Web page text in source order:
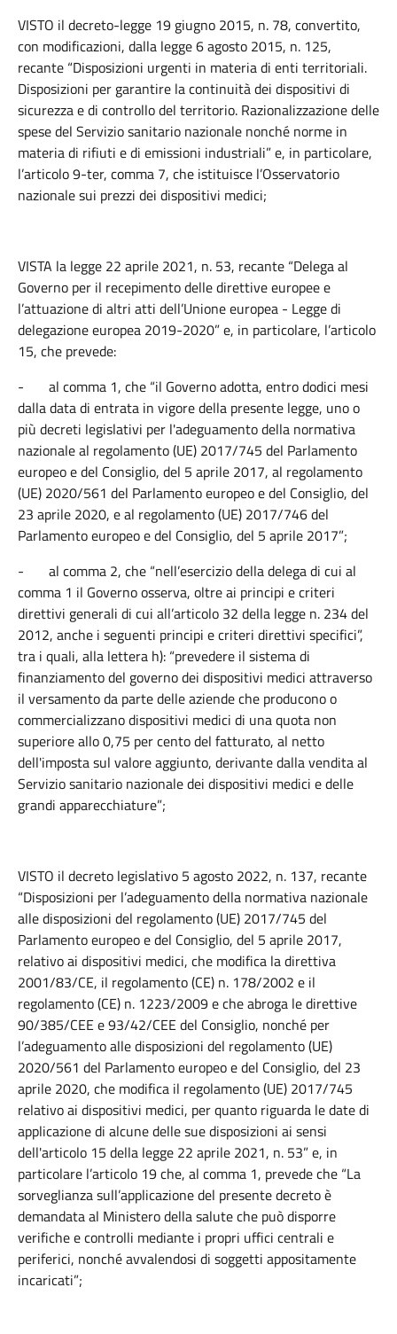
VISTO il decreto-legge 19 giugno 2015, n. 78, convertito,
con modificazioni, dalla legge 6 agosto 2015, n. 125,
recante “Disposizioni urgenti in materia di enti territoriali.
Disposizioni per garantire la continuità dei dispositivi di
sicurezza e di controllo del territorio. Razionalizzazione delle
spese del Servizio sanitario nazionale nonché norme in
materia di rifiuti e di emissioni industriali” e, in particolare,
l’articolo 9-ter, comma 7, che istituisce l’Osservatorio
nazionale sui prezzi dei dispositivi medici;
VISTA la legge 22 aprile 2021, n. 53, recante “Delega al
Governo per il recepimento delle direttive europee e
l’attuazione di altri atti dell’Unione europea - Legge di
delegazione europea 2019-2020” e, in particolare, l’articolo
15, che prevede:
- al comma 1, che “il Governo adotta, entro dodici mesi
dalla data di entrata in vigore della presente legge, uno o
più decreti legislativi per l'adeguamento della normativa
nazionale al regolamento (UE) 2017/745 del Parlamento
europeo e del Consiglio, del 5 aprile 2017, al regolamento
(UE) 2020/561 del Parlamento europeo e del Consiglio, del
23 aprile 2020, e al regolamento (UE) 2017/746 del
Parlamento europeo e del Consiglio, del 5 aprile 2017”;
- al comma 2, che “nell’esercizio della delega di cui al
comma 1 il Governo osserva, oltre ai principi e criteri
direttivi generali di cui all’articolo 32 della legge n. 234 del
2012, anche i seguenti principi e criteri direttivi specifici”,
tra i quali, alla lettera h): “prevedere il sistema di
finanziamento del governo dei dispositivi medici attraverso
il versamento da parte delle aziende che producono o
commercializzano dispositivi medici di una quota non
superiore allo 0,75 per cento del fatturato, al netto
dell'imposta sul valore aggiunto, derivante dalla vendita al
Servizio sanitario nazionale dei dispositivi medici e delle
grandi apparecchiature”;
VISTO il decreto legislativo 5 agosto 2022, n. 137, recante
“Disposizioni per l’adeguamento della normativa nazionale
alle disposizioni del regolamento (UE) 2017/745 del
Parlamento europeo e del Consiglio, del 5 aprile 2017,
relativo ai dispositivi medici, che modifica la direttiva
2001/83/CE, il regolamento (CE) n. 178/2002 e il
regolamento (CE) n. 1223/2009 e che abroga le direttive
90/385/CEE e 93/42/CEE del Consiglio, nonché per
l’adeguamento alle disposizioni del regolamento (UE)
2020/561 del Parlamento europeo e del Consiglio, del 23
aprile 2020, che modifica il regolamento (UE) 2017/745
relativo ai dispositivi medici, per quanto riguarda le date di
applicazione di alcune delle sue disposizioni ai sensi
dell'articolo 15 della legge 22 aprile 2021, n. 53” e, in
particolare l’articolo 19 che, al comma 1, prevede che “La
sorveglianza sull’applicazione del presente decreto è
demandata al Ministero della salute che può disporre
verifiche e controlli mediante i propri uffici centrali e
periferici, nonché avvalendosi di soggetti appositamente
incaricati”;